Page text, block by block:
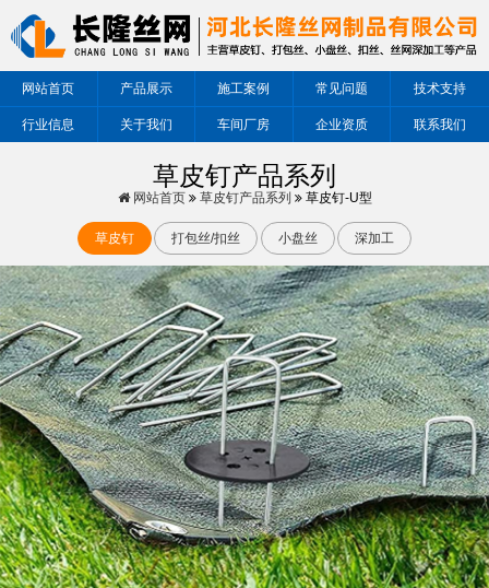
网站首页 产品展示 施工案例 常见问题 技术支持
行业信息 关于我们 车间厂房 企业资质 联系我们
草皮钉产品系列
网站首页 草皮钉产品系列 草皮钉-U型
草皮钉 打包丝/扣丝 小盘丝 深加工